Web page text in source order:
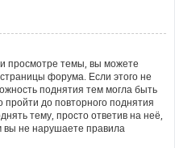
просмотре темы, вы можете
форума. Если этого не
поднятия тем могла быть
до повторного поднятия
тему, просто ответив на неё,
вы не нарушаете правила